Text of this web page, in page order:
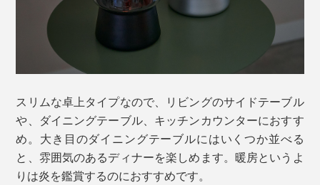
スリムな卓上タイプなので、リビングのサイドテーブル
や、ダイニングテーブル、キッチンカウンターにおすす
め。大き目のダイニングテーブルにはいくつか並べる
と、雰囲気のあるディナーを楽しめます。暖房というよ
りは炎を鑑賞するのにおすすめです。